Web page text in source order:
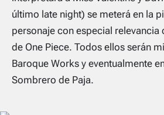
último late night) se meterá en la
personaje con especial relevancia
de One Piece. Todos ellos serán
Baroque Works y eventualmente
Sombrero de Paja.